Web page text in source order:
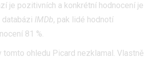
je pozitivních a konkrétní hodnocení je
IMDb, pak lidé hodnotí
81 %.
tomto ohledu Picard nezklamal. Vlastně